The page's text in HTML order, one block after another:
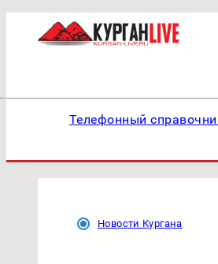
Телефонный
Новости Кургана